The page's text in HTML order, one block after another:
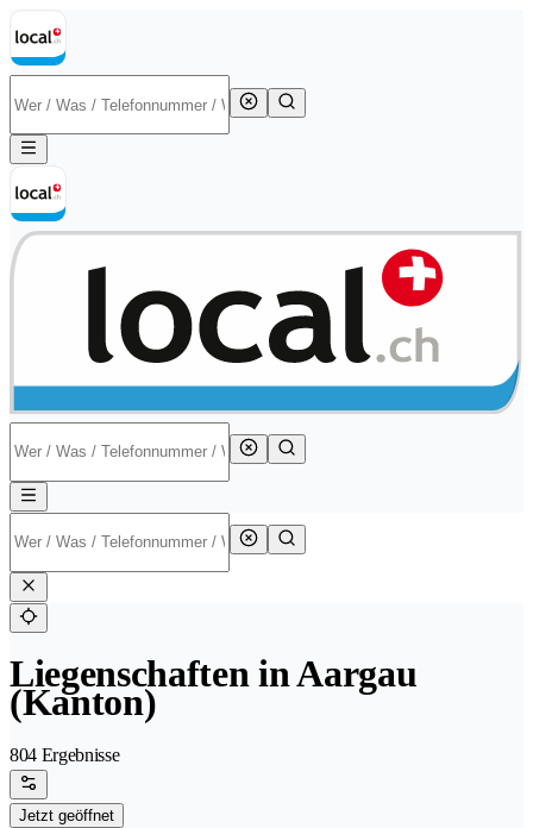
Liegenschaften in Aargau
(Kanton)
804 Ergebnisse
Jetzt geöffnet